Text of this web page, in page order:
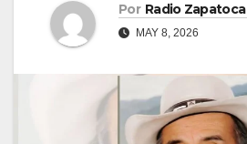
Por Radio Zapatoca
MAY 8, 2026